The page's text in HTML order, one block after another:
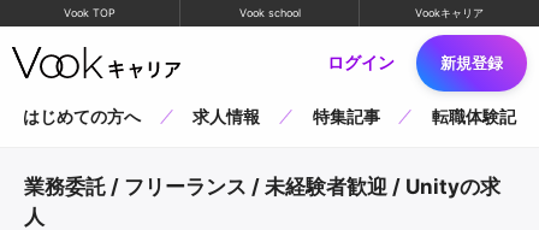
Vook TOP Vook school Vookキャリア
ログイン 新規登録
はじめての方へ 求人情報 特集記事 転職体験記
業務委託 / フリーランス / 未経験者歓迎 / Unityの求
人